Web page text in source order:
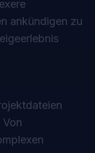
ankündigen zu